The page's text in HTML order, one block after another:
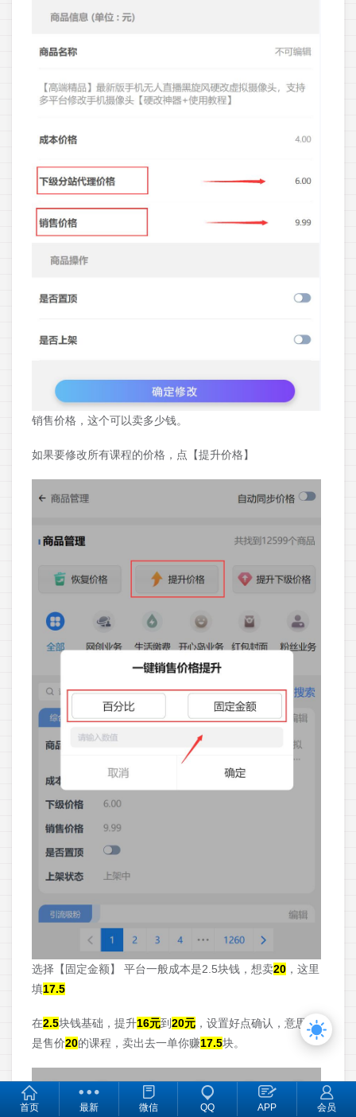
销售价格，这个可以卖多少钱。
如果要修改所有课程的价格，点【提升价格】
选择【固定金额】 平台一般成本是2.5块钱，想卖20 ，这里
填17.5
在2.5块钱基础，提升16元到 20元 ，设置好点确认，意思就
是售价20的课程，卖出去一单你赚17.5块。
首页 最新 微信 QQ APP 会员